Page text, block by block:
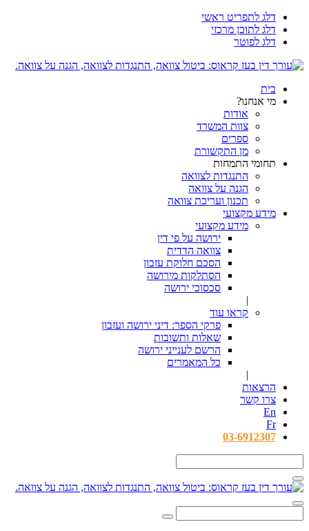
דלג לתפריט ראשי
דלג לתוכן מרכזי
דלג לפוטר
בית
מי אנחנו?
אודות
צוות המשרד
ספרים
מן התקשורת
תחומי התמחות
התנגדות לצוואה
הגנה על צוואה
תכנון ועריכת צוואה
מידע מקצועי
מידע מקצועי
ירושה על פי דין
צוואה הדדית
הסכם חלוקת עזבון
הסתלקות מירושה
סכסוכי ירושה
|
קראו עוד
פרקי הספר: דיני ירושה ועזבון
שאלות ותשובות
הרשם לענייני ירושה
כל המאמרים
|
הרצאות
צרו קשר
En
Fr
03-6912307